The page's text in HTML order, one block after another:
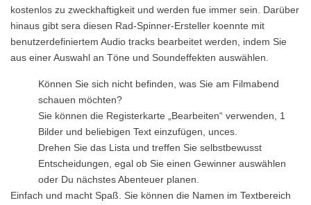
kostenlos zu zweckhaftigkeit und werden fue immer sein. Darüber
hinaus gibt sera diesen Rad-Spinner-Ersteller koennte mit
benutzerdefiniertem Audio tracks bearbeitet werden, indem Sie
aus einer Auswahl an Töne und Soundeffekten auswählen.
Können Sie sich nicht befinden, was Sie am Filmabend
schauen möchten?
Sie können die Registerkarte „Bearbeiten“ verwenden, 1
Bilder und beliebigen Text einzufügen, unces.
Drehen Sie das Lista und treffen Sie selbstbewusst
Entscheidungen, egal ob Sie einen Gewinner auswählen
oder Du nächstes Abenteuer planen.
Einfach und macht Spaß. Sie können die Namen im Textbereich